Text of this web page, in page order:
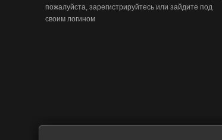
пожалуйста, зарегистрируйтесь или зайдите под
своим логином